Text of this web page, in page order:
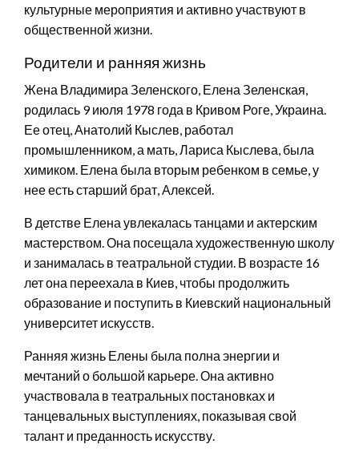
культурные мероприятия и активно участвуют в
общественной жизни.
Родители и ранняя жизнь
Жена Владимира Зеленского, Елена Зеленская,
родилась 9 июля 1978 года в Кривом Роге, Украина.
Ее отец, Анатолий Кыслев, работал
промышленником, а мать, Лариса Кыслева, была
химиком. Елена была вторым ребенком в семье, у
нее есть старший брат, Алексей.
В детстве Елена увлекалась танцами и актерским
мастерством. Она посещала художественную школу
и занималась в театральной студии. В возрасте 16
лет она переехала в Киев, чтобы продолжить
образование и поступить в Киевский национальный
университет искусств.
Ранняя жизнь Елены была полна энергии и
мечтаний о большой карьере. Она активно
участвовала в театральных постановках и
танцевальных выступлениях, показывая свой
талант и преданность искусству.